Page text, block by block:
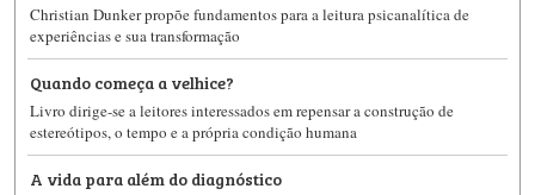
Christian Dunker propõe fundamentos para a leitura psicanalítica de
experiências e sua transformação
Quando começa a velhice?
Livro dirige-se a leitores interessados em repensar a construção de
estereótipos, o tempo e a própria condição humana
A vida para além do diagnóstico